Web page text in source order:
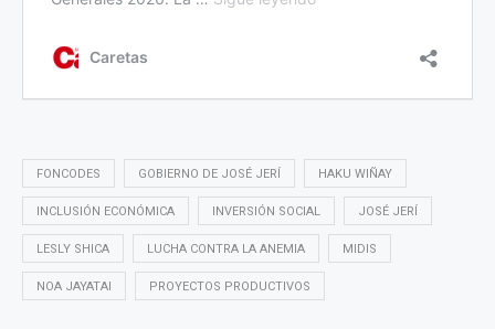
FONCODES GOBIERNO DE JOSÉ JERÍ HAKU WIÑAY
INCLUSIÓN ECONÓMICA INVERSIÓN SOCIAL JOSÉ JERÍ
LESLY SHICA LUCHA CONTRA LA ANEMIA MIDIS
NOA JAYATAI PROYECTOS PRODUCTIVOS